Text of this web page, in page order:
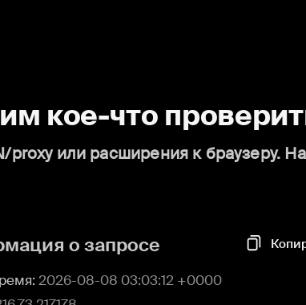
кое-что
или расширения к браузеру.
о запросе
2026-08-08 03:03:12 +0000